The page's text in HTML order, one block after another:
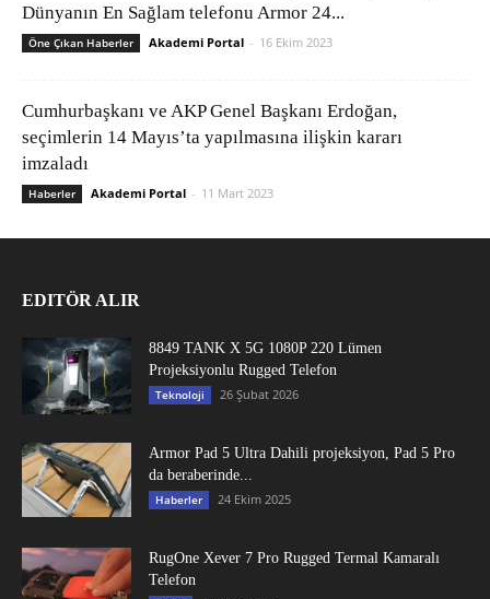
Dünyanın En Sağlam telefonu Armor 24...
Öne Çıkan Haberler Akademi Portal - 16 Ekim 2023
Cumhurbaşkanı ve AKP Genel Başkanı Erdoğan,
seçimlerin 14 Mayıs’ta yapılmasına ilişkin kararı
imzaladı
Haberler Akademi Portal - 11 Mart 2023
EDITÖR ALIR
8849 TANK X 5G 1080P 220 Lümen
Projeksiyonlu Rugged Telefon
Teknoloji 26 Şubat 2026
Armor Pad 5 Ultra Dahili projeksiyon, Pad 5 Pro
da beraberinde...
Haberler 24 Ekim 2025
RugOne Xever 7 Pro Rugged Termal Kamaralı
Telefon